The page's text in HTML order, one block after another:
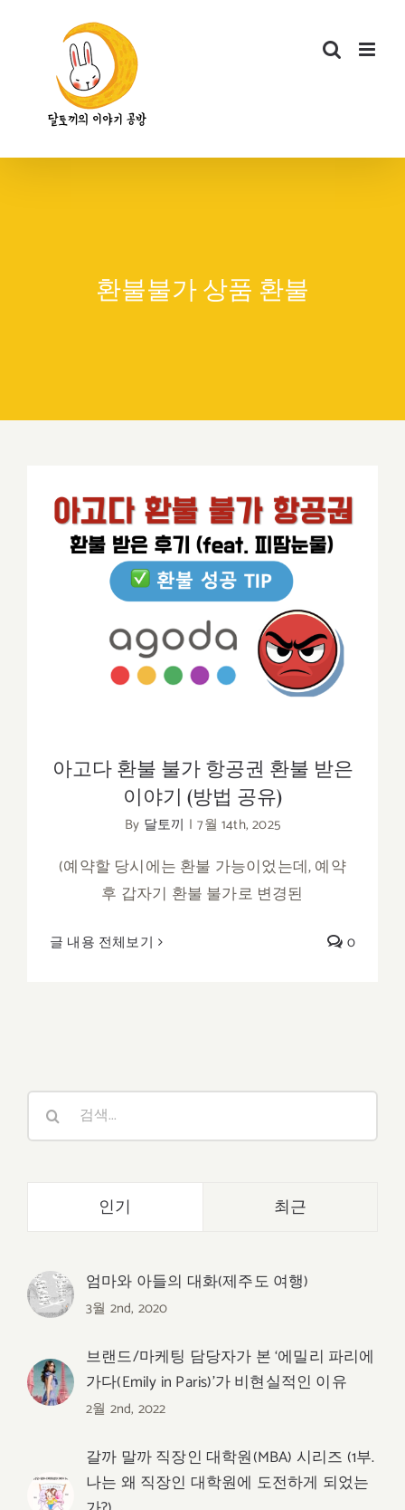
환불불가 상품 환불
아고다 환불 불가 항공권 환불 받은 이야
기 (방법 공유)
아고다 환불 불가 항공권 환불 받은
이야기 (방법 공유)
By 달토끼 | 7월 14th, 2025
(예약할 당시에는 환불 가능이었는데, 예약
후 갑자기 환불 불가로 변경된
글 내용 전체보기 0
인기 최근
엄마와 아들의 대화(제주도 여행)
3월 2nd, 2020
브랜드/마케팅 담당자가 본 ‘에밀리 파리에
가다(Emily in Paris)’가 비현실적인 이유
2월 2nd, 2022
갈까 말까 직장인 대학원(MBA) 시리즈 (1부.
나는 왜 직장인 대학원에 도전하게 되었는